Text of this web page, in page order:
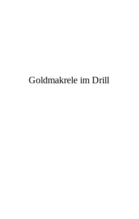
Gold­ma­kre­le im Drill